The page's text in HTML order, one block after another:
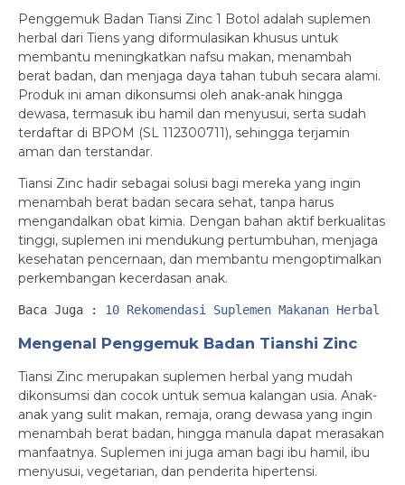
Penggemuk Badan Tiansi Zinc 1 Botol adalah suplemen
herbal dari Tiens yang diformulasikan khusus untuk
membantu meningkatkan nafsu makan, menambah
berat badan, dan menjaga daya tahan tubuh secara alami.
Produk ini aman dikonsumsi oleh anak-anak hingga
dewasa, termasuk ibu hamil dan menyusui, serta sudah
terdaftar di BPOM (SL 112300711), sehingga terjamin
aman dan terstandar.
Tiansi Zinc hadir sebagai solusi bagi mereka yang ingin
menambah berat badan secara sehat, tanpa harus
mengandalkan obat kimia. Dengan bahan aktif berkualitas
tinggi, suplemen ini mendukung pertumbuhan, menjaga
kesehatan pencernaan, dan membantu mengoptimalkan
perkembangan kecerdasan anak.
Baca Juga : 10 Rekomendasi Suplemen Makanan Herbal
Mengenal Penggemuk Badan Tianshi Zinc
Tiansi Zinc merupakan suplemen herbal yang mudah
dikonsumsi dan cocok untuk semua kalangan usia. Anak-
anak yang sulit makan, remaja, orang dewasa yang ingin
menambah berat badan, hingga manula dapat merasakan
manfaatnya. Suplemen ini juga aman bagi ibu hamil, ibu
menyusui, vegetarian, dan penderita hipertensi.